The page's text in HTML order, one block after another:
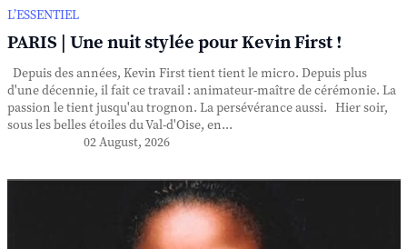
L’ESSENTIEL
PARIS | Une nuit stylée pour Kevin First !
Depuis des années, Kevin First tient tient le micro. Depuis plus
d'une décennie, il fait ce travail : animateur-maître de cérémonie. La
passion le tient jusqu'au trognon. La persévérance aussi. Hier soir,
sous les belles étoiles du Val-d'Oise, en...
02 August, 2026